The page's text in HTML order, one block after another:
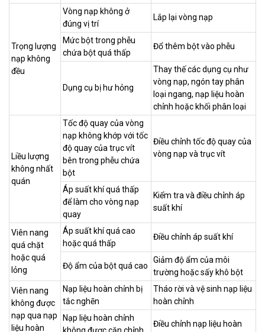
Trọng lượng
nạp không
đều
Vòng nạp không ở
đúng vị trí
Lắp lại vòng nạp
Mức bột trong phễu
chứa bột quá thấp
Đổ thêm bột vào phễu
Dụng cụ bị hư hỏng
Thay thế các dụng cụ như
vòng nạp, ngón tay phân
loại ngang, nạp liệu hoàn
chỉnh hoặc khối phân loại
Liều lượng
không nhất
quán
Tốc độ quay của vòng
nạp không khớp với tốc
độ quay của trục vít
bên trong phễu chứa
bột
Điều chỉnh tốc độ quay của
vòng nạp và trục vít
Áp suất khí quá thấp
để làm cho vòng nạp
quay
Kiểm tra và điều chỉnh áp
suất khí
Viên nang
quá chặt
hoặc quá
lỏng
Áp suất khí quá cao
hoặc quá thấp
Điều chỉnh áp suất khí
Độ ẩm của bột quá cao
Giảm độ ẩm của môi
trường hoặc sấy khô bột
Viên nang
không được
nạp qua nạp
liệu hoàn
Nạp liệu hoàn chỉnh bị
tắc nghẽn
Tháo rời và vệ sinh nạp liệu
hoàn chỉnh
Nạp liệu hoàn chỉnh
Điều chỉnh nạp liệu hoàn